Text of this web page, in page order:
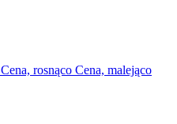
Cena, rosnąco Cena, malejąco